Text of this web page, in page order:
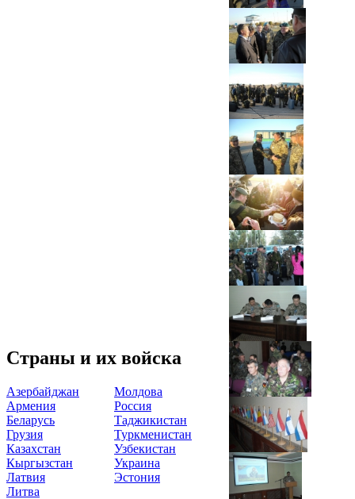
Страны и их войска
Азербайджан
Армения
Беларусь
Грузия
Казахстан
Кыргызстан
Латвия
Литва
Молдова
Россия
Таджикистан
Туркменистан
Узбекистан
Украина
Эстония